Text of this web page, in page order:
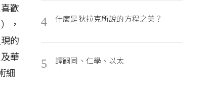
歡
，
的
華
細
4 什麼是狄拉克所說的方程之美？
5 譚嗣同、仁學、以太